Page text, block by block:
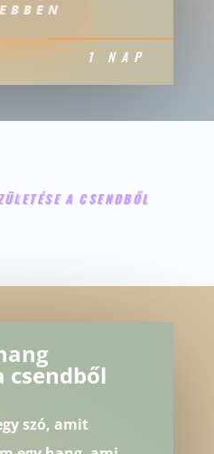
1 NAP
A CSENDBŐL
csendből
szó, amit